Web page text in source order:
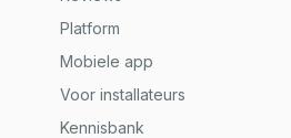
Platform
Mobiele app
Voor installateurs
Kennisbank